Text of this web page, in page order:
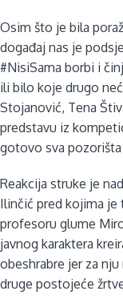
Osim što je bila
događaj nas je
#NisiSama borbi i
ili bilo koje drugo
Stojanović, Tena
predstavu iz
gotovo sva
Reakcija struke je
Ilinčić pred kojima
profesoru glume
javnog karaktera
obeshrabre jer za
druge postojeće